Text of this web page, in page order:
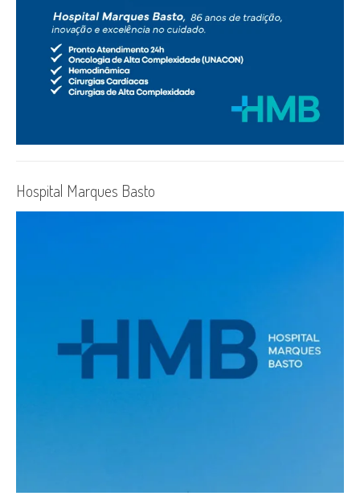
Hospital Marques Basto